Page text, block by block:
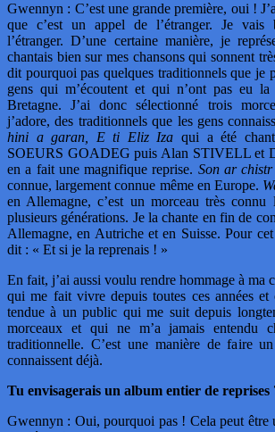
Gwennyn : C’est une grande première, oui !
que c’est un appel de l’étranger. Je vais
l’étranger. D’une certaine manière, je
chantais bien sur mes chansons qui sonnent
dit pourquoi pas quelques traditionnels que je
gens qui m’écoutent et qui n’ont pas eu
Bretagne. J’ai donc sélectionné trois
j’adore, des traditionnels que les gens
hini a garan, E ti Eliz Iza qui a été
SOEURS GOADEG puis Alan STIVELL et
en a fait une magnifique reprise. Son ar chistr
connue, largement connue même en Europe.
en Allemagne, c’est un morceau très connu
plusieurs générations. Je la chante en fin de
Allemagne, en Autriche et en Suisse. Pour
dit : « Et si je la reprenais ! »
En fait, j’ai aussi voulu rendre hommage à ma
qui me fait vivre depuis toutes ces années et
tendue à un public qui me suit depuis
morceaux et qui ne m’a jamais entendu
traditionnelle. C’est une manière de faire
connaissent déjà.
Tu envisagerais un album entier de reprises
Gwennyn : Oui, pourquoi pas ! Cela peut être